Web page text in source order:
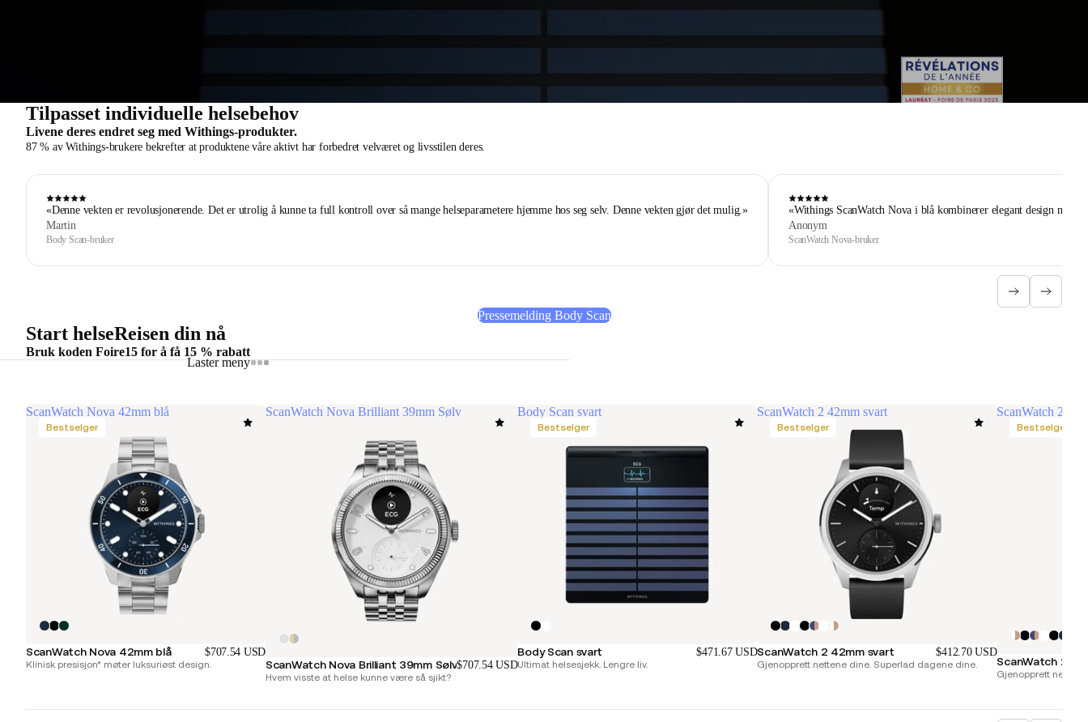
Laster meny
Tilpasset individuelle helsebehov
Livene deres endret seg med Withings-produkter.
87 % av Withings-brukere bekrefter at produktene våre aktivt har forbedret velværet og livsstilen deres.
«Denne vekten er revolusjonerende. Det er utrolig å kunne ta full kontroll over så mange helseparametere hjemme hos seg selv. Denne vekten gjør det mulig.»
Martin
Body Scan-bruker
«Withings ScanWatch Nova i blå kombinerer elegant design med
Anonym
ScanWatch Nova-bruker
Pressemelding Body Scan
Start helseReisen din nå
Bruk koden Foire15 for å få 15 % rabatt
ScanWatch Nova 42mm blå
Bestselger
ScanWatch Nova 42mm blå $707.54 USD
Klinisk presisjon* møter luksuriøst design.
ScanWatch Nova Brilliant 39mm Sølv
ScanWatch Nova Brilliant 39mm Sølv$707.54 USD
Hvem visste at helse kunne være så sjikt?
Body Scan svart
Bestselger
Body Scan svart $471.67 USD
Ultimat helsesjekk. Lengre liv.
ScanWatch 2 42mm svart
Bestselger
ScanWatch 2 42mm svart $412.70 USD
Gjenopprett nettene dine. Superlad dagene dine.
ScanWatch 2
Bestselger
ScanWatch 2
Gjenopprett